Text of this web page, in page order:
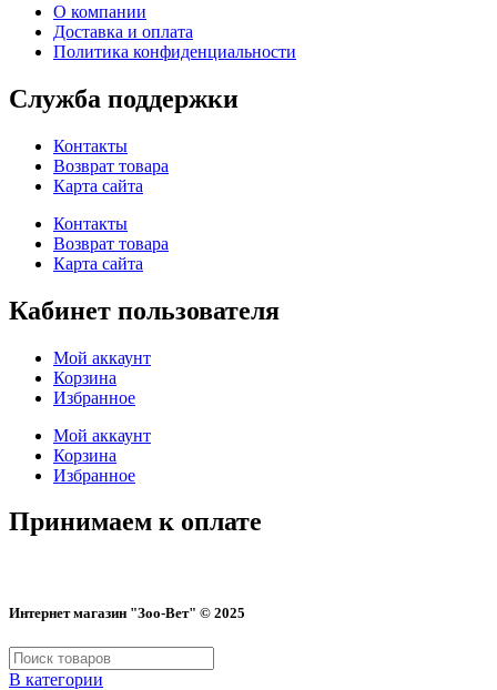
О компании
Доставка и оплата
Политика конфиденциальности
Служба поддержки
Контакты
Возврат товара
Карта сайта
Контакты
Возврат товара
Карта сайта
Кабинет пользователя
Мой аккаунт
Корзина
Избранное
Мой аккаунт
Корзина
Избранное
Принимаем к оплате
Интернет магазин "Зоо-Вет" © 2025
В категории